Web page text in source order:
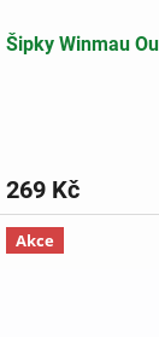
Šipky Winmau
269 Kč
Akce